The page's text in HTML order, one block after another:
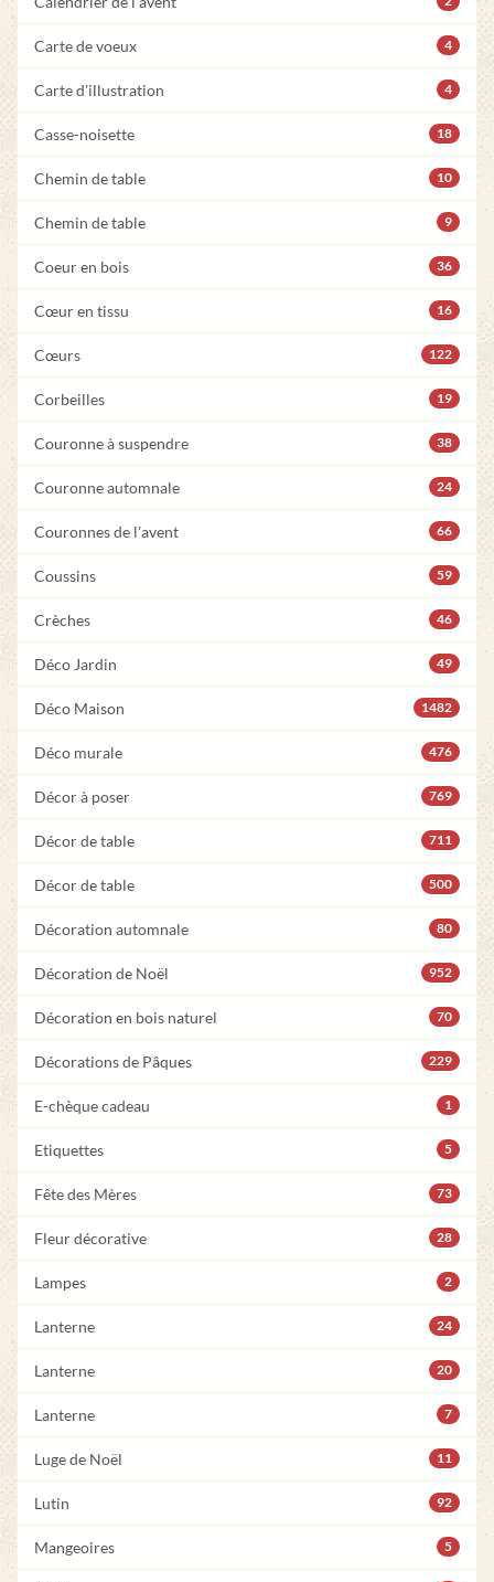
Carte de voeux 4
Carte d'illustration 4
Casse-noisette 18
Chemin de table 10
Chemin de table 9
Coeur en bois 36
Cœur en tissu 16
Cœurs 122
Corbeilles 19
Couronne à suspendre 38
Couronne automnale 24
Couronnes de l'avent 66
Coussins 59
Crèches 46
Déco Jardin 49
Déco Maison 1482
Déco murale 476
Décor à poser 769
Décor de table 711
Décor de table 500
Décoration automnale 80
Décoration de Noël 952
Décoration en bois naturel 70
Décorations de Pâques 229
E-chèque cadeau 1
Etiquettes 5
Fête des Mères 73
Fleur décorative 28
Lampes 2
Lanterne 24
Lanterne 20
Lanterne 7
Luge de Noël 11
Lutin 92
Mangeoires 5